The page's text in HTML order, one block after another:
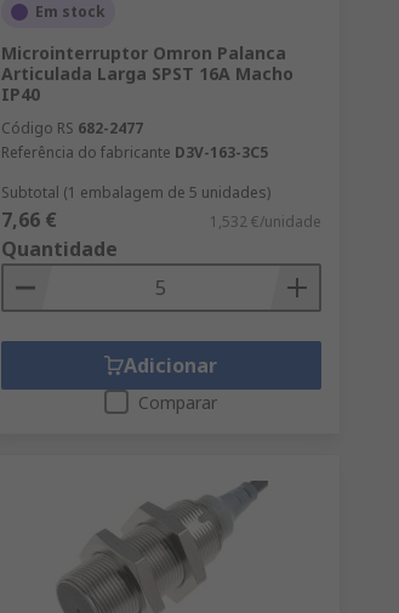
Em stock
Microinterruptor Omron Palanca
Articulada Larga SPST 16A Macho
IP40
Código RS 682-2477
Referência do fabricante D3V-163-3C5
Subtotal (1 embalagem de 5 unidades)
7,66 € 1,532 €/unidade
Quantidade
Adicionar
Comparar